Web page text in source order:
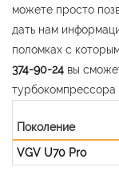
можете просто
дать нам
поломках с
374-90-24 вы
турбокомпрессора
Поколение
VGV U70 Pro